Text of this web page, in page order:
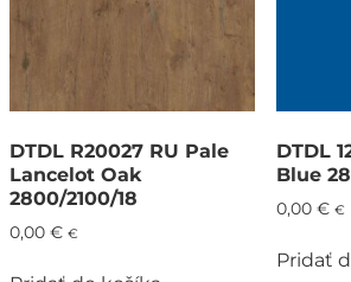
DTDL R20027 RU Pale
Lancelot Oak
2800/2100/18
0,00 € €
DTDL
Blue
0,00 € €
Pridať